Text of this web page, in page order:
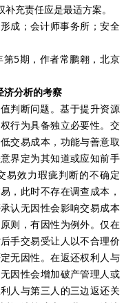
充责任应是最适方案。
成；会计师事务所；安全
5期，作者常鹏翱，北京
分析的考察
判断问题。基于提升资源
行为具备独立必要性。交
交易成本，功能与善意取
界定为其知道或应知前手
易效力瑕疵判断的不确定
，此时不存在调查成本，
认无因性会影响交易成本
则，有因性为例外。仅在
手交易受让人以不合理价
无因性。在返还权利人与
因性会增加破产管理人或
人与第三人的三边返还关